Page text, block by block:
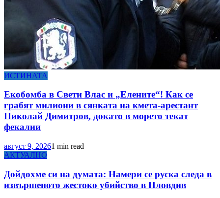
ИСТИНАТА
Екобомба в Свети Влас и „Елените“! Как се
грабят милиони в сянката на кмета-арестант
Николай Димитров, докато в морето текат
фекалии
август 9, 20261 min read
АКТУАЛНО
Дойдохме си на думата: Намери се руска следа в
извършеното жестоко убийство в Пловдив